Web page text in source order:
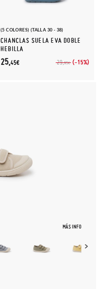
(5 COLORES) (TALLA 30 - 38)
CHANCLAS SUELA EVA DOBLE
HEBILLA
29,95€ (-15%)
25,45€
MÁS INFO